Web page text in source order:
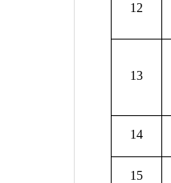
12
13
14
15